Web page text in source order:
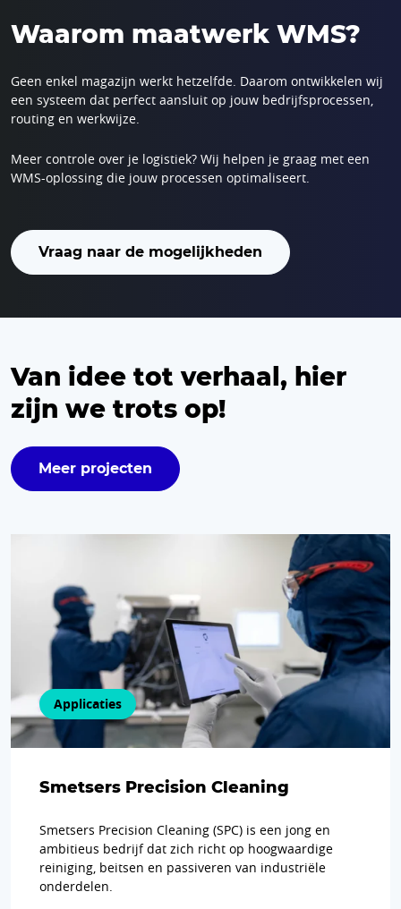
Waarom maatwerk WMS?
Geen enkel magazijn werkt hetzelfde. Daarom ontwikkelen wij
een systeem dat perfect aansluit op jouw bedrijfsprocessen,
routing en werkwijze.
Meer controle over je logistiek? Wij helpen je graag met een
WMS-oplossing die jouw processen optimaliseert.
Vraag naar de mogelijkheden
Van idee tot verhaal, hier
zijn we trots op!
Meer projecten
Applicaties
Smetsers Precision Cleaning
Smetsers Precision Cleaning (SPC) is een jong en
ambitieus bedrijf dat zich richt op hoogwaardige
reiniging, beitsen en passiveren van industriële
onderdelen.